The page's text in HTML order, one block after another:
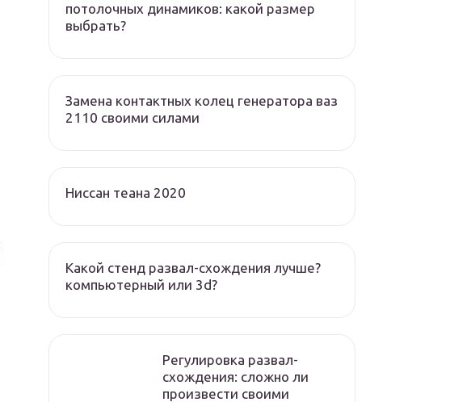
потолочных динамиков: какой размер
выбрать?
Замена контактных колец генератора ваз
2110 своими силами
Ниссан теана 2020
Какой стенд развал-схождения лучше?
компьютерный или 3d?
Регулировка развал-
схождения: сложно ли
произвести своими